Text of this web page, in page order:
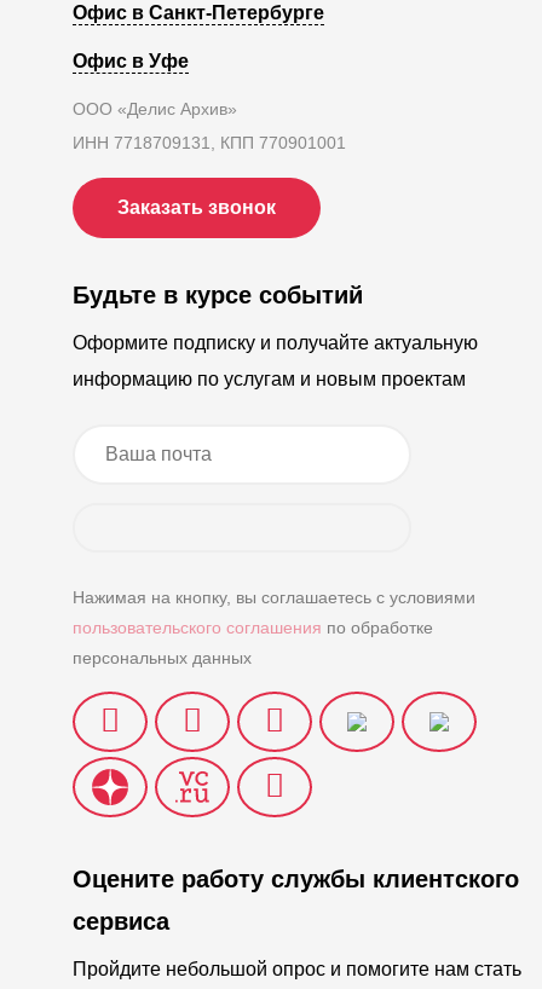
Офис в Санкт-Петербурге
Офис в Уфе
ООО «Делис Архив»
ИНН 7718709131, КПП 770901001
Заказать звонок
Будьте в курсе событий
Оформите подписку и получайте актуальную
информацию по услугам и новым проектам
Нажимая на кнопку, вы соглашаетесь с условиями
пользовательского соглашения по обработке
персональных данных
Оцените работу службы клиентского
сервиса
Пройдите небольшой опрос и помогите нам стать